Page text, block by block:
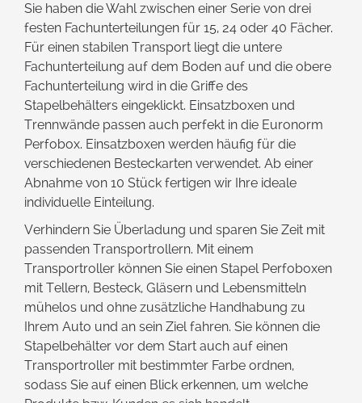
Sie haben die Wahl zwischen einer Serie von drei
festen Fachunterteilungen für 15, 24 oder 40 Fächer.
Für einen stabilen Transport liegt die untere
Fachunterteilung auf dem Boden auf und die obere
Fachunterteilung wird in die Griffe des
Stapelbehälters eingeklickt. Einsatzboxen und
Trennwände passen auch perfekt in die Euronorm
Perfobox. Einsatzboxen werden häufig für die
verschiedenen Besteckarten verwendet. Ab einer
Abnahme von 10 Stück fertigen wir Ihre ideale
individuelle Einteilung.
Verhindern Sie Überladung und sparen Sie Zeit mit
passenden Transportrollern. Mit einem
Transportroller können Sie einen Stapel Perfoboxen
mit Tellern, Besteck, Gläsern und Lebensmitteln
mühelos und ohne zusätzliche Handhabung zu
Ihrem Auto und an sein Ziel fahren. Sie können die
Stapelbehälter vor dem Start auch auf einen
Transportroller mit bestimmter Farbe ordnen,
sodass Sie auf einen Blick erkennen, um welche